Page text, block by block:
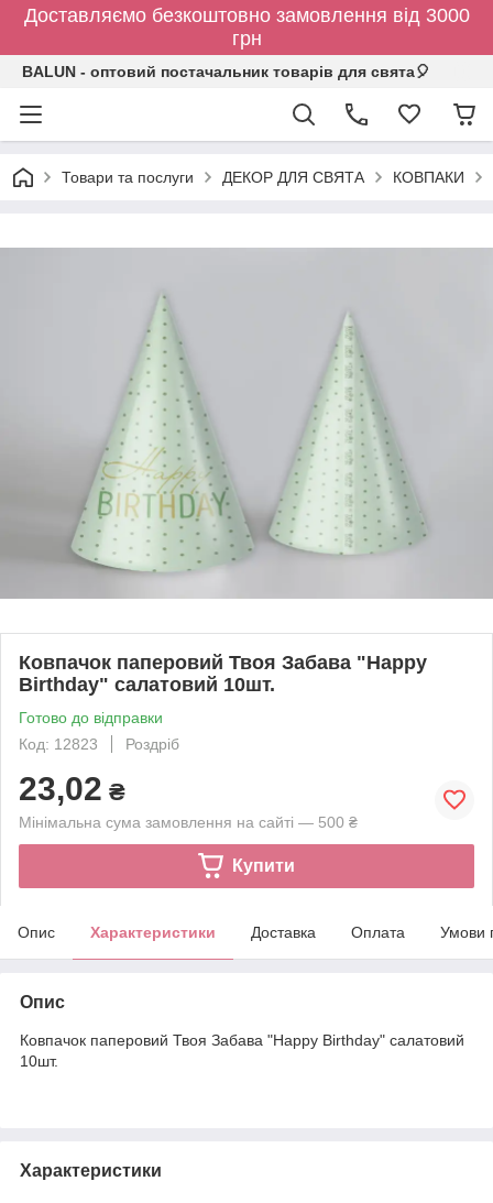
Доставляємо безкоштовно замовлення від 3000
грн
BALUN - оптовий постачальник товарів для свята🎈
Товари та послуги ДЕКОР ДЛЯ СВЯТА КОВПАКИ
Ковпачок паперовий Твоя Забава "Happy
Birthday" салатовий 10шт.
Готово до відправки
Код: 12823
Роздріб
23,02 ₴
Мінімальна сума замовлення на сайті — 500 ₴
Купити
Опис Характеристики Доставка Оплата Умови
Опис
Ковпачок паперовий Твоя Забава "Happy Birthday" салатовий
10шт.
Характеристики